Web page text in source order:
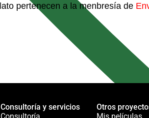
pertenecen a la menbresía de
Consultoría y servicios
Otros